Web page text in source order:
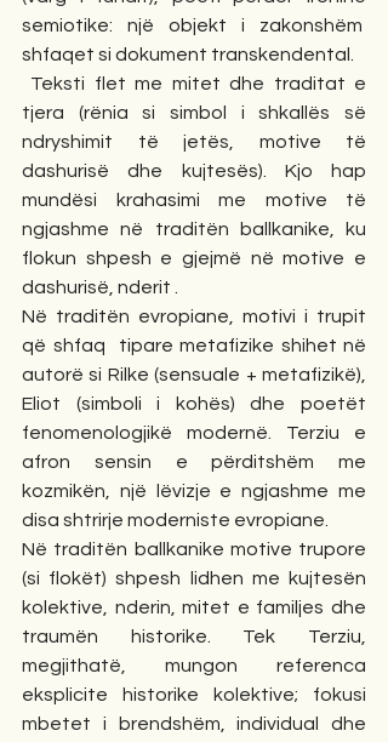
semiotike: një objekt i zakonshëm
shfaqet si dokument transkendental.
Teksti flet me mitet dhe traditat e
tjera (rënia si simbol i shkallës së
ndryshimit të jetës, motive të
dashurisë dhe kujtesës). Kjo hap
mundësi krahasimi me motive të
ngjashme në traditën ballkanike, ku
flokun shpesh e gjejmë në motive e
dashurisë, nderit .
Në traditën evropiane, motivi i trupit
që shfaq  tipare metafizike shihet në
autorë si Rilke (sensuale + metafizikë),
Eliot (simboli i kohës) dhe poetët
fenomenologjikë modernë. Terziu e
afron sensin e përditshëm me
kozmikën, një lëvizje e ngjashme me
disa shtrirje moderniste evropiane.
Në traditën ballkanike motive trupore
(si flokët) shpesh lidhen me kujtesën
kolektive, nderin, mitet e familjes dhe
traumën historike. Tek Terziu,
megjithatë, mungon referenca
eksplicite historike kolektive; fokusi
mbetet i brendshëm, individual dhe